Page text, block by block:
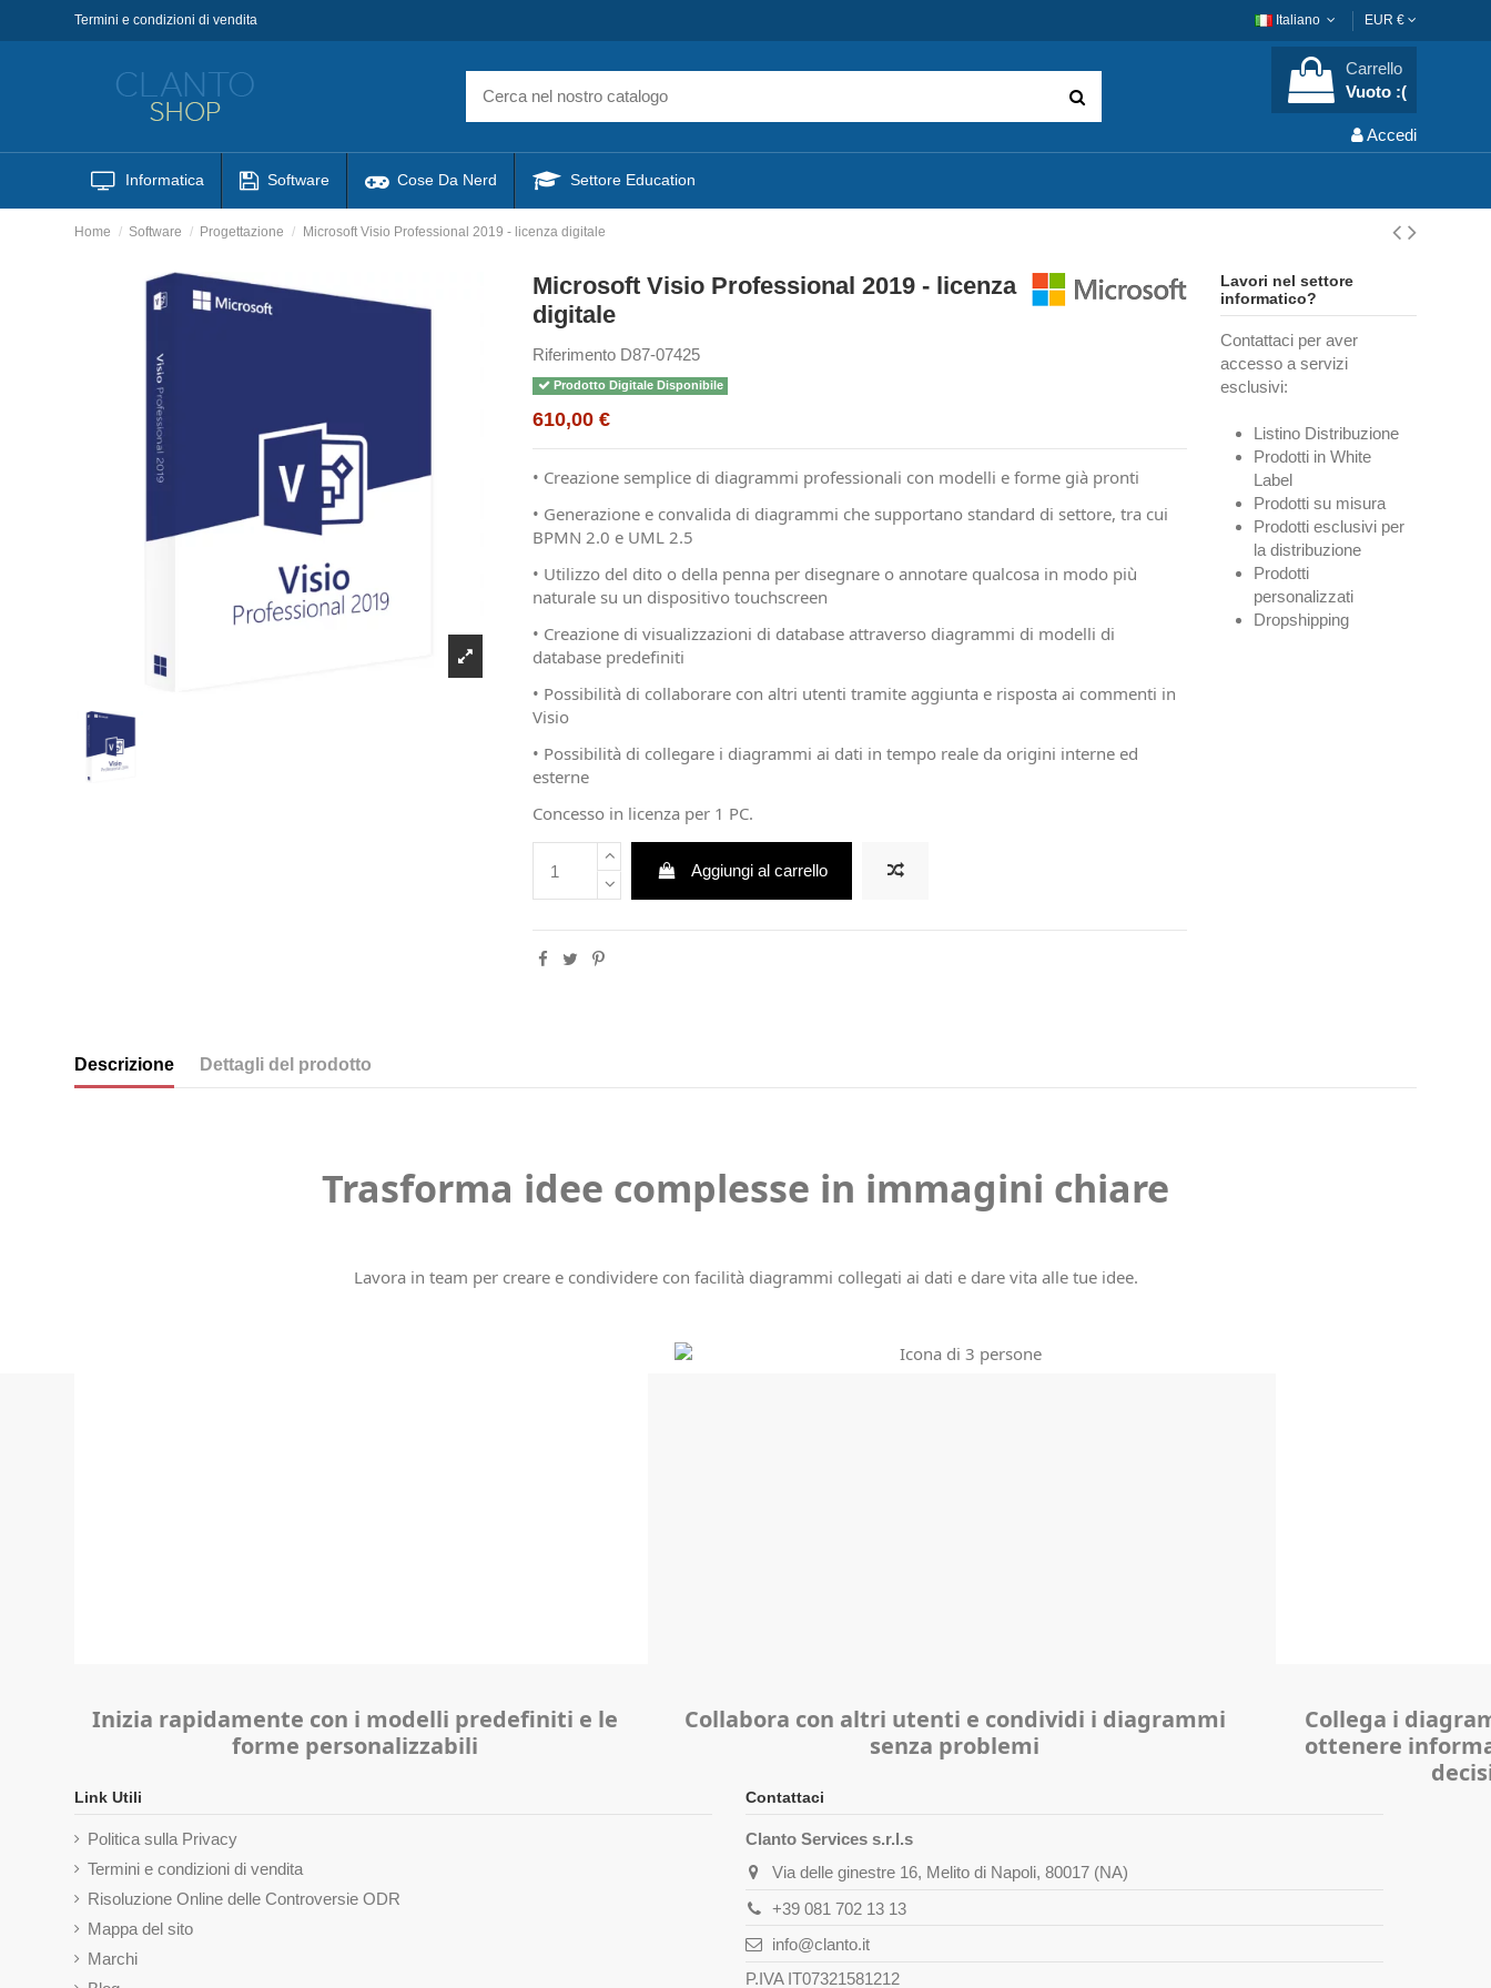
Termini e condizioni di vendita Italiano EUR €
Carrello
Vuoto :(
Accedi
Informatica Software Cose Da Nerd Settore Education
Home Software Progettazione Microsoft Visio Professional 2019 - licenza digitale
Microsoft Visio Professional 2019 - licenza
digitale
Riferimento D87-07425
Prodotto Digitale Disponibile
610,00 €
• Creazione semplice di diagrammi professionali con modelli e forme già pronti
• Generazione e convalida di diagrammi che supportano standard di settore, tra cui
BPMN 2.0 e UML 2.5
• Utilizzo del dito o della penna per disegnare o annotare qualcosa in modo più
naturale su un dispositivo touchscreen
• Creazione di visualizzazioni di database attraverso diagrammi di modelli di
database predefiniti
• Possibilità di collaborare con altri utenti tramite aggiunta e risposta ai commenti in
Visio
• Possibilità di collegare i diagrammi ai dati in tempo reale da origini interne ed
esterne
Concesso in licenza per 1 PC.
Aggiungi al carrello
Lavori nel settore
informatico?
Contattaci per aver
accesso a servizi
esclusivi:
Listino Distribuzione
Prodotti in White
Label
Prodotti su misura
Prodotti esclusivi per
la distribuzione
Prodotti
personalizzati
Dropshipping
Descrizione Dettagli del prodotto
Trasforma idee complesse in immagini chiare
Lavora in team per creare e condividere con facilità diagrammi collegati ai dati e dare vita alle tue idee.
Inizia rapidamente con i modelli predefiniti e le
forme personalizzabili
Collabora con altri utenti e condividi i diagrammi
senza problemi
Collega i
ottenere
Link Utili
Politica sulla Privacy
Termini e condizioni di vendita
Risoluzione Online delle Controversie ODR
Mappa del sito
Marchi
Contattaci
Clanto Services s.r.l.s
Via delle ginestre 16, Melito di Napoli, 80017 (NA)
+39 081 702 13 13
info@clanto.it
P.IVA IT07321581212